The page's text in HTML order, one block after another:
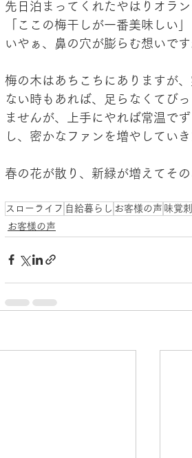
先日泊まってくれたやはりオラ
「ここの梅干しが一番美味しい」
いやぁ、鼻の穴が膨らむ想いで
梅の木はあちこちにありますが
ない時もあれば、足らなくてび
ませんが、上手にやれば常温で
し、密かなファンを増やしてい
春の花が散り、新緑が増えてそ
スローライフ 自給暮らし お客様の声 味覚
お客様の声